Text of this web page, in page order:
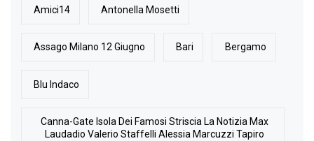
Amici14 Antonella Mosetti
Assago Milano 12 Giugno Bari Bergamo
Blu Indaco
Canna-Gate Isola Dei Famosi Striscia La Notizia Max
Laudadio Valerio Staffelli Alessia Marcuzzi Tapiro